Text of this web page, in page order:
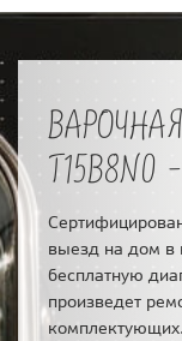
выезд на дом в
бесплатную
произведет